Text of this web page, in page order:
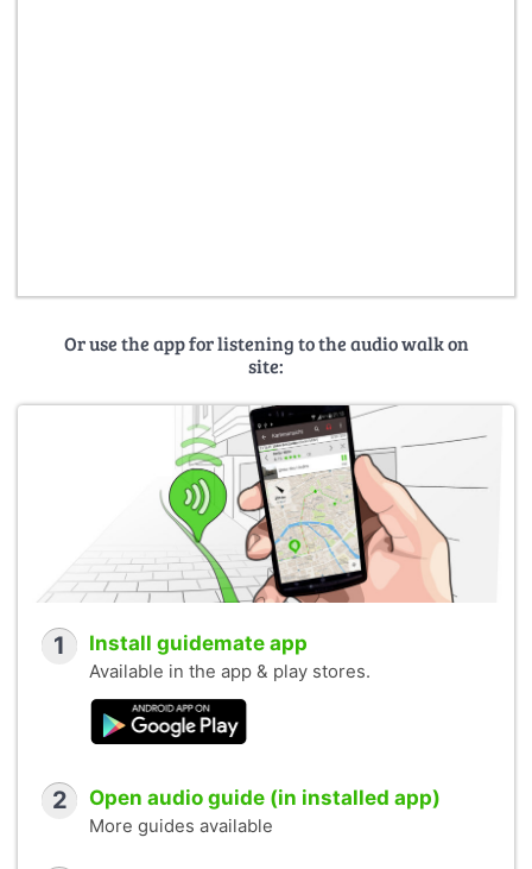
Or use the app for listening to the audio walk on
site:
1 Install guidemate app
Available in the app & play stores.
2 Open audio guide (in installed app)
More guides available